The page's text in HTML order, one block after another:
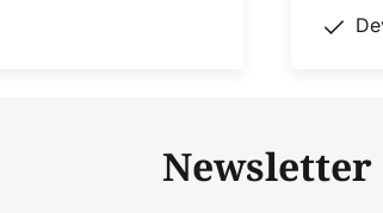
Newsletter